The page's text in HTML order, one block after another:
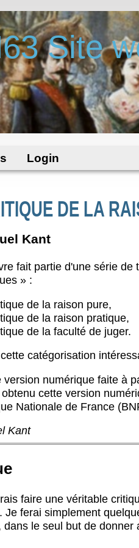
Site
Login
DE LA
Kant
fait partie d'une série
» :
de la raison pure,
de la raison pratique,
de la faculté de juger.
catégorisation
version numérique faite à
cette version
Nationale de France
Kant
faire une véritable
Je ferai simplement
dans le seul but de